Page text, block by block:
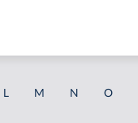
L M N O